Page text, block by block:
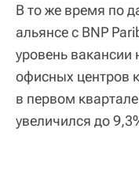
В то же время по
альянсе с BNP
уровень вакансии
офисных центров
в первом
увеличился до